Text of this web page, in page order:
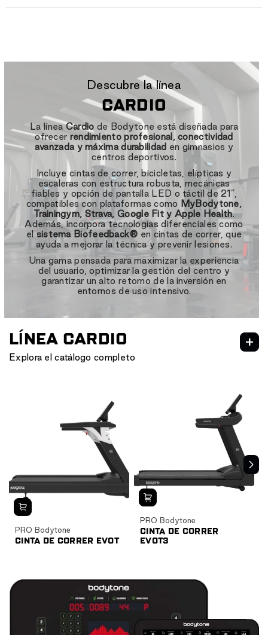
Descubre la línea
CARDIO
La líneaCardio de Bodytone está diseñada para
ofrecer rendimiento profesional, conectividad
avanzada y máxima durabilidad en gimnasios y
centros deportivos.
Incluye cintas de correr, bicicletas, elípticas y
escaleras con estructura robusta, mecánicas
fiables y opción de pantalla LED o táctil de 21”,
compatibles con plataformas como MyBodytone,
Trainingym, Strava, Google Fit y Apple Health.
Además, incorpora tecnologías diferenciales como
elsistema Biofeedback® en cintas de correr, que
ayuda a mejorar la técnica y prevenir lesiones.
Una gama pensada para maximizar la experiencia
del usuario, optimizar la gestión del centro y
garantizar un alto retorno de la inversión en
entornos de uso intensivo.
Explora el catálogo completo
LÍNEA CARDIO
PRO Bodytone
CINTA DE CORRER EVOT
PRO Bodytone
CINTA DE CORRER
EVOT3